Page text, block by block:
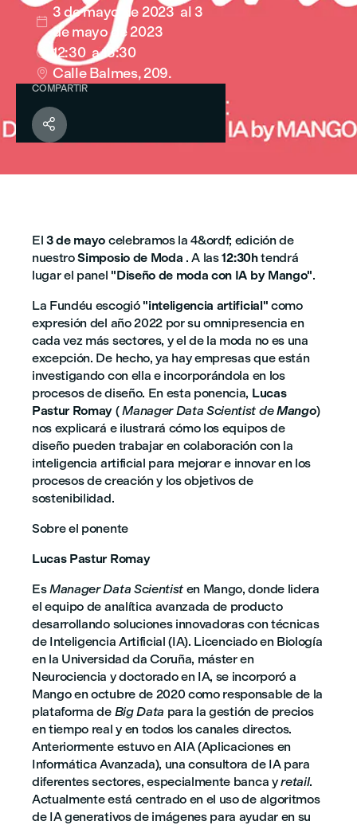

3 de mayo de 2023al 3
de mayo de 2023
 12:30 a 13:30
 Calle Balmes, 209.
COMPARTIR

El3 de mayo celebramos la 4&ordf; edición de
nuestroSimposio de Moda . A las12:30htendrá
lugar el panel "Diseño de moda con IA by Mango".
La Fundéu escogió "inteligencia artificial" como
expresión del año 2022 por su omnipresencia en
cada vez más sectores, y el de la moda no es una
excepción. De hecho, ya hay empresas que están
investigando con ella e incorporándola en los
procesos de diseño. En esta ponencia, Lucas
Pastur Romay (Manager Data Scientist deMango)
nos explicará e ilustrará cómo los equipos de
diseño pueden trabajar en colaboración con la
inteligencia artificial para mejorar e innovar en los
procesos de creación y los objetivos de
sostenibilidad.
Sobre el ponente
Lucas Pastur Romay
EsManager Data Scientist en Mango, donde lidera
el equipo de analítica avanzada de producto
desarrollando soluciones innovadoras con técnicas
de Inteligencia Artificial (IA). Licenciado en Biología
en la Universidad da Coruña, máster en
Neurociencia y doctorado en IA, se incorporó a
Mango en octubre de 2020 como responsable de la
plataforma de Big Data para la gestión de precios
en tiempo real y en todos los canales directos.
Anteriormente estuvo en AIA (Aplicaciones en
Informática Avanzada), una consultora de IA para
diferentes sectores, especialmente banca yretail.
Actualmente está centrado en el uso de algoritmos
de IA generativos de imágenes para ayudar en su